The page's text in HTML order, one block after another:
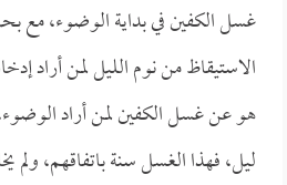
غسل الكفين في بداية الوضوء، مع
الاستيقاظ من نوم الليل لمن أراد
هو عن غسل الكفين لمن أراد
ليل، فهذا الغسل سنة باتفاقهم، ولم